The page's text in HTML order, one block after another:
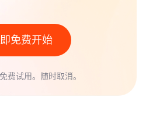
免费开始
费试用。随时取消。